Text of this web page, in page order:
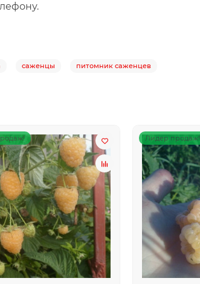
саженцы питомник саженцев
Лидер продаж!